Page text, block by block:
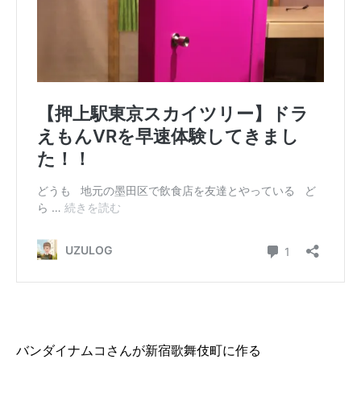
バンダイナムコさんが新宿歌舞伎町に作る